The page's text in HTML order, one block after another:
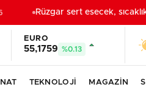
Rüzgar sert esecek,
EURO
55,1759 %0.13
TEKNOLOJİ MAGAZİN